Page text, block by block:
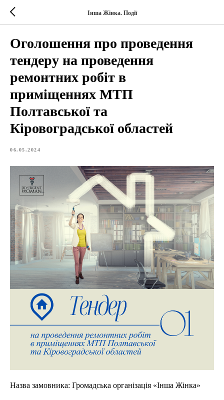
Інша Жінка. Події
Оголошення про проведення
тендеру на проведення
ремонтних робіт в
приміщеннях МТП
Полтавської та
Кіровоградської областей
06.05.2024
Назва замовника: Громадська організація «Інша Жінка»